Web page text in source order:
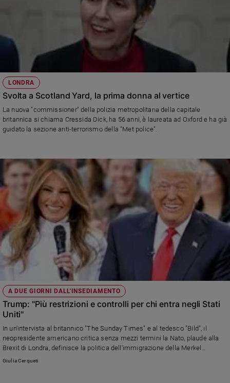
LONDRA
Svolta a Scotland Yard, la prima donna al vertice
La nuova "commissioner" della polizia metropolitana della capitale
britannica si chiama Cressida Dick, ha 56 anni, è laureata ad Oxford e ha già
guidato la sezione anti-terrorismo della "Met police".
A DUE GIORNI DALL'INSEDIAMENTO
Trump: "Più restrizioni e controlli per chi entra negli Stati
Uniti"
In un'intervista al britannico "The Sunday Times" e al tedesco "Bild", il
neopresidente americano critica senza mezzi termini la Nato, plaude alla
Brexit di Londra, definisce la politica dell'immigrazione della Merkel
"catastrofica", suscitando reazioni dall'Europa e anche dalla Cia.
Giulia Cerqueti